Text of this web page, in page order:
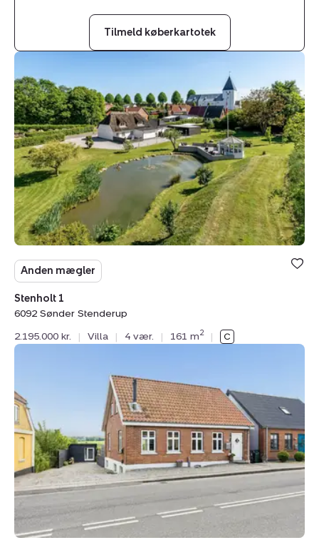
Tilmeld køberkartotek
Stenholt
1,
6092
Sønder
Stenderup
Anden mægler
Stenholt 1
6092 Sønder Stenderup
2.195.000 kr.
| Villa | 4 vær. | 161 m2 |
6092
Sønder
Stenderup